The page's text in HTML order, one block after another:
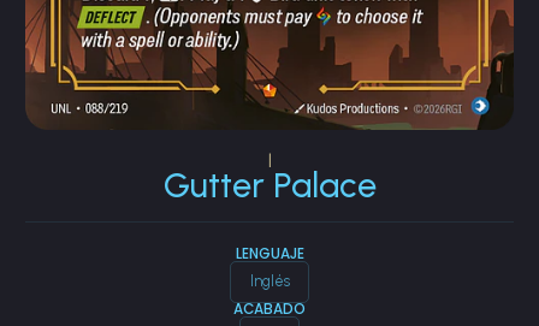
Gutter Palace
LENGUAJE
Inglés
ACABADO